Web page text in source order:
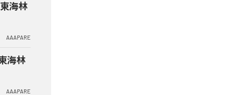
海林
AAAPARE
海林
AAAPARE